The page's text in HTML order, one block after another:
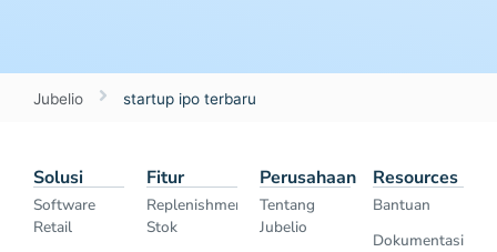
Jubelio startup ipo terbaru
Solusi
Software
Retail
Fitur
Replenishment
Stok
Perusahaan
Tentang
Jubelio
Resources
Bantuan
Dokumentasi